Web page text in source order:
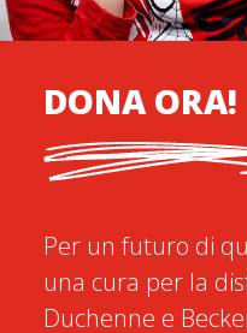
DONA ORA!
Per un futuro di
una cura per la
Duchenne e